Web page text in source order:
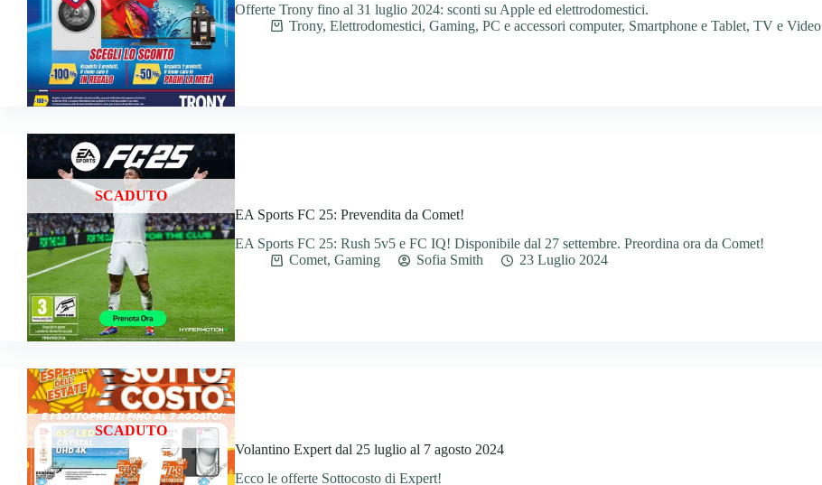
Offerte Trony fino al 31 luglio 2024: sconti su Apple ed elettrodomestici.
Trony, Elettrodomestici, Gaming, PC e accessori computer, Smartphone e Tablet, TV e Video
SCADUTO
EA Sports FC 25: Prevendita da Comet!
EA Sports FC 25: Rush 5v5 e FC IQ! Disponibile dal 27 settembre. Preordina ora da Comet!
Comet, Gaming Sofia Smith 23 Luglio 2024
SCADUTO
Volantino Expert dal 25 luglio al 7 agosto 2024
Ecco le offerte Sottocosto di Expert!